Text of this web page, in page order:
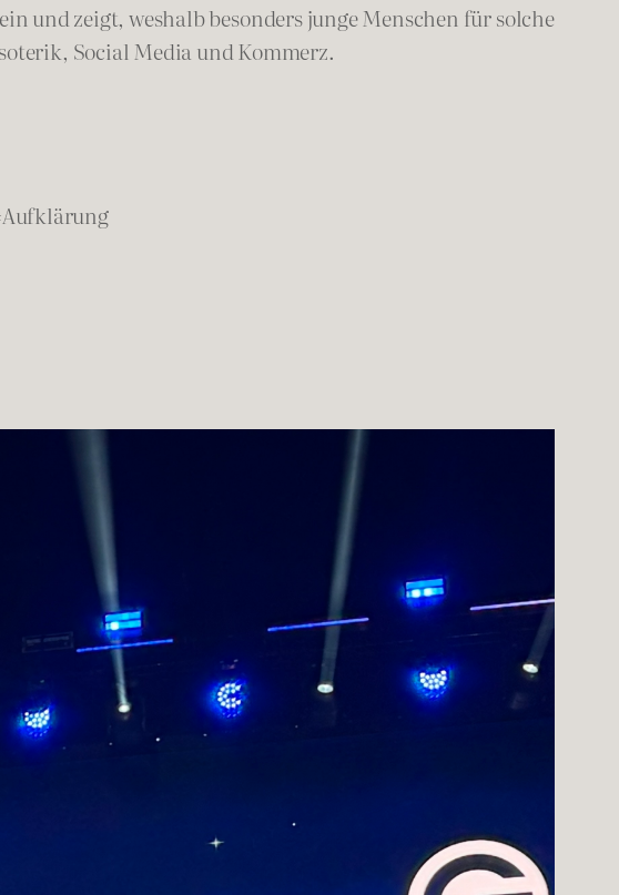
und zeigt, weshalb besonders junge Menschen für solche
Social Media und Kommerz.